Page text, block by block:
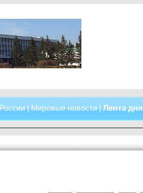
|Мировые новости|Лента дня